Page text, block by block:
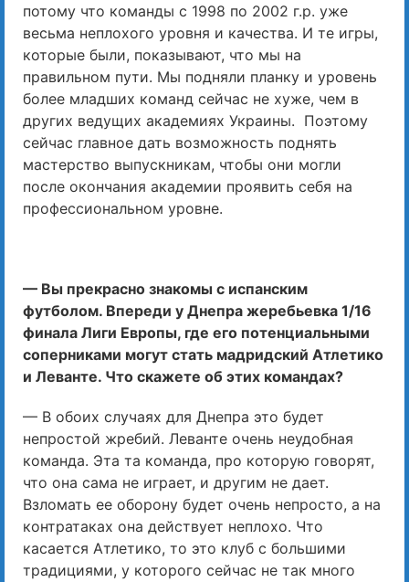
потому что команды с 1998 по 2002 г.р. уже
весьма неплохого уровня и качества. И те игры,
которые были, показывают, что мы на
правильном пути. Мы подняли планку и уровень
более младших команд сейчас не хуже, чем в
других ведущих академиях Украины. Поэтому
сейчас главное дать возможность поднять
мастерство выпускникам, чтобы они могли
после окончания академии проявить себя на
профессиональном уровне.
— Вы прекрасно знакомы с испанским
футболом. Впереди у Днепра жеребьевка 1/16
финала Лиги Европы, где его потенциальными
соперниками могут стать мадридский Атлетико
и Леванте. Что скажете об этих командах?
— В обоих случаях для Днепра это будет
непростой жребий. Леванте очень неудобная
команда. Эта та команда, про которую говорят,
что она сама не играет, и другим не дает.
Взломать ее оборону будет очень непросто, а на
контратаках она действует неплохо. Что
касается Атлетико, то это клуб с большими
традициями, у которого сейчас не так много